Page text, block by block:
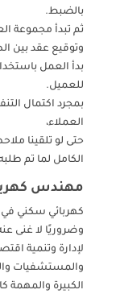
بالضبط.
ثم تبدأ مجموعة
وتوقيع عقد بين
بدأ العمل
للعميل.
بمجرد اكتمال
العملاء،
حتى لو تلقينا
الكامل لما تم
مهندس
كهربائي سكني في
وضروريًا لا غنى
لإدارة وتنمية
والمستشفيات
الكبيرة